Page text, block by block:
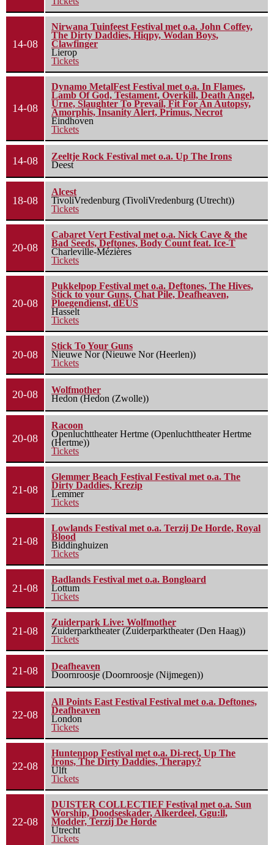
14-08
Nirwana Tuinfeest Festival met o.a. John Coffey,
The Dirty Daddies, Hiqpy, Wodan Boys,
Clawfinger
Lierop
Tickets
14-08
Dynamo MetalFest Festival met o.a. In Flames,
Lamb Of God, Testament, Overkill, Death Angel,
Urne, Slaughter To Prevail, Fit For An Autopsy,
Amorphis, Insanity Alert, Primus, Necrot
Eindhoven
Tickets
14-08
Zeeltje Rock Festival met o.a. Up The Irons
Deest
18-08
Alcest
TivoliVredenburg (TivoliVredenburg (Utrecht))
Tickets
20-08
Cabaret Vert Festival met o.a. Nick Cave & the
Bad Seeds, Deftones, Body Count feat. Ice-T
Charleville-Mézières
Tickets
20-08
Pukkelpop Festival met o.a. Deftones, The Hives,
Stick to your Guns, Chat Pile, Deafheaven,
Ploegendienst, dEUS
Hasselt
Tickets
20-08
Stick To Your Guns
Nieuwe Nor (Nieuwe Nor (Heerlen))
Tickets
20-08
Wolfmother
Hedon (Hedon (Zwolle))
20-08
Racoon
Openluchttheater Hertme (Openluchttheater Hertme
(Hertme))
Tickets
21-08
Glemmer Beach Festival Festival met o.a. The
Dirty Daddies, Krezip
Lemmer
Tickets
21-08
Lowlands Festival met o.a. Terzij De Horde, Royal
Blood
Biddinghuizen
Tickets
21-08
Badlands Festival met o.a. Bongloard
Lottum
Tickets
21-08
Zuiderpark Live: Wolfmother
Zuiderparktheater (Zuiderparktheater (Den Haag))
Tickets
21-08
Deafheaven
Doornroosje (Doornroosje (Nijmegen))
22-08
All Points East Festival Festival met o.a. Deftones,
Deafheaven
London
Tickets
22-08
Huntenpop Festival met o.a. Di-rect, Up The
Irons, The Dirty Daddies, Therapy?
Ulft
Tickets
22-08
DUISTER COLLECTIEF Festival met o.a. Sun
Worship, Doodseskader, Alkerdeel, Ggu:ll,
Modder, Terzij De Horde
Utrecht
Tickets